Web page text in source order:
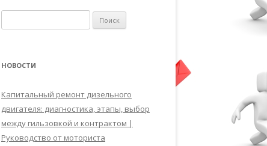
НОВОСТИ
Капитальный ремонт дизельного
двигателя: диагностика, этапы, выбор
между гильзовкой и контрактом |
Руководство от моториста